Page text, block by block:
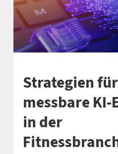
Strategien für
messbare
in der